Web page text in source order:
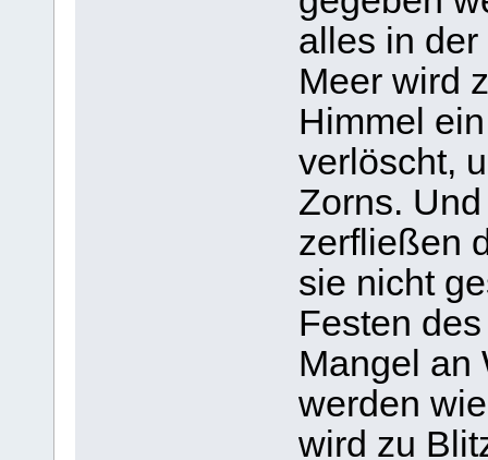
alles in
Meer wird
Himmel
verlöscht,
Zorns.
zerfließen
sie nicht
Festen
Mangel an
werden
wird zu